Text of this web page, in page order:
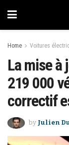
Home Voitures
La mise à
219 000
correctif
by Julien